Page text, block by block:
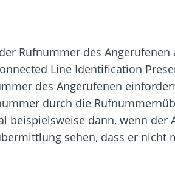
Rufnummer des
Line Identification
des Angerufenen
durch die
beispielsweise dann, wenn
sehen, dass er nicht